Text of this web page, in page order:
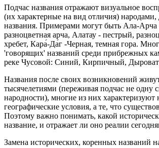
Подчас названия отражают визуальное
(их характерные на вид отличия)
названия. Примерами могут быть Ала-Арча
разноцветная арча, Алатау - пестрый,
хребет, Кара́-Да́г -Черная, темная гора.
'говорящих' названий среди прибрежных
реке Чусовой: Синий, Кирпичный,
Названия после своих возникновений
тысячелетиями (переживая подчас не одну
народности), многие из них характеризуют
географические условия, а те, что
Поэтому важно понимать, какой
название, и отражает ли оно реалии
Замена исторических, коренных названий